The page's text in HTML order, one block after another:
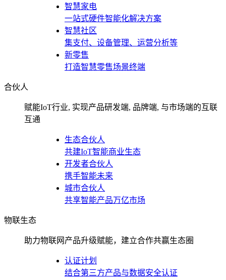
智慧家电
一站式硬件智能化解决方案
智慧社区
集支付、设备管理、运营分析等
新零售
打造智慧零售场景终端
合伙人
赋能IoT行业, 实现产品研发端, 品牌端, 与市场端的互联
互通
生态合伙人
共建IoT智能商业生态
开发者合伙人
携手智能未来
城市合伙人
共享智能产品万亿市场
物联生态
助力物联网产品升级赋能，建立合作共赢生态圈
认证计划
结合第三方产品与数据安全认证